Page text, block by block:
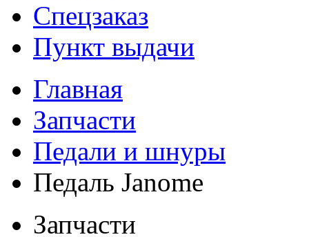
Спецзаказ
Пункт выдачи
Главная
Запчасти
Педали и шнуры
Педаль Janome
Запчасти